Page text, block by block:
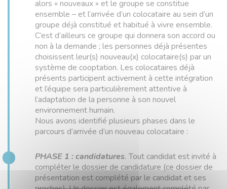
alors « nouveaux » et le groupe se constitue
ensemble – et l’arrivée d’un colocataire au sein d’un
groupe déjà constitué et habitué à vivre ensemble.
C’est d’ailleurs ce groupe qui donnera son accord ou
non à la demande ; les personnes déjà présentes
choisissent leur(s) nouveau(x) colocataire(s) par un
système de cooptation. Les colocataires déjà
présents participent activement à cette intégration
et l’équipe sera particulièrement attentive à
l’adaptation de la personne à son nouvel
environnement humain.
Nous avons identifié plusieurs phases dans le
parcours d’arrivée d’un nouveau colocataire :
PHASE 1 : candidatures. Tout candidat est invité à
compléter le dossier de candidature (ce dossier de
présentation est complété par le candidat et ses